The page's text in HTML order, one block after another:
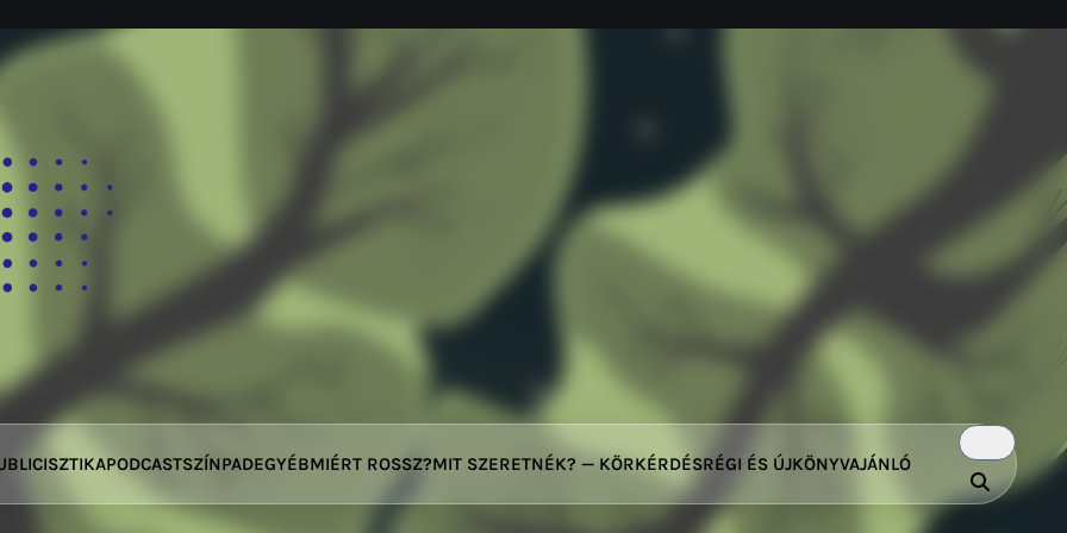
PODCASTSZÍNPADEGYÉBMIÉRT ROSSZ?MIT SZERETNÉK? — KÖRKÉRDÉSRÉGI ÉS ÚJKÖNYVAJÁNLÓ